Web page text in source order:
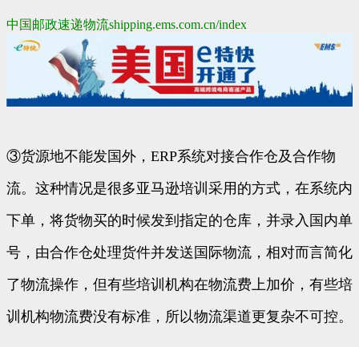
中国邮政速递物流shipping.ems.com.cn/index
③货源地不能发国外，ERP系统对接合作仓及合作物
流。这种情况是很多亚马逊培训采用的方式，在系统内
下单，将货物买的时候发到指定的仓库，并录入国内单
号，由合作仓处理货件并发送国际物流，相对而言简化
了物流操作，但有些培训机构在物流费上加价，有些培
训机构物流费没有标准，所以物流渠道更复杂不可控。